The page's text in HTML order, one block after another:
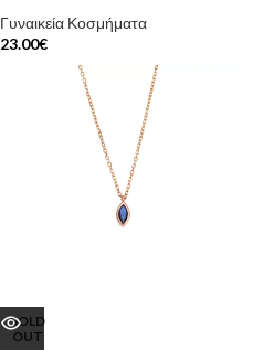
Γυναικεία Κοσμήματα
23.00€
SOLD
OUT